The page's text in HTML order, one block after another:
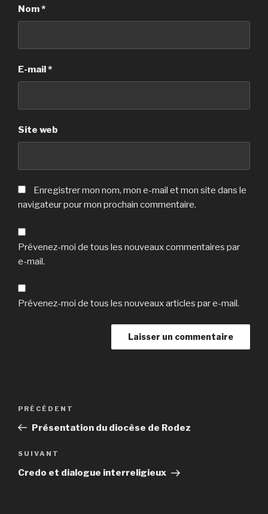
Nom*
E-mail*
Site web
Enregistrer mon nom, mon e-mail et mon site dans le
navigateur pour mon prochain commentaire.
Prévenez-moi de tous les nouveaux commentaires par
e-mail.
Prévenez-moi de tous les nouveaux articles par e-mail.
Navigation
l’article
Article
précédent
PRÉCÉDENT
Présentation du diocèse de Rodez
Article
suivant
SUIVANT
Credo et dialogue interreligieux